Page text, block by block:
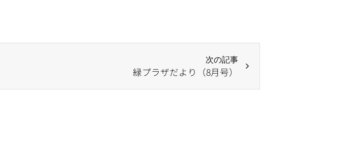
次の記事
緑プラザだより（8月号）